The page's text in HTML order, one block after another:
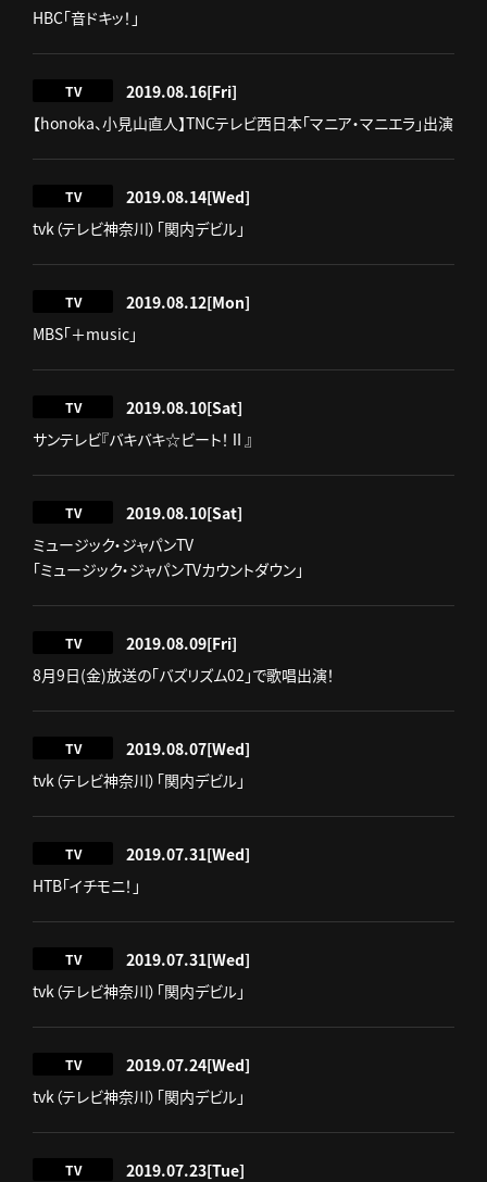
HBC「音ドキッ！」
TV 2019.08.16[Fri]
【honoka、小見山直人】TNCテレビ西日本「マニア・マニエラ」出演
TV 2019.08.14[Wed]
tvk（テレビ神奈川）「関内デビル」
TV 2019.08.12[Mon]
MBS「＋music」
TV 2019.08.10[Sat]
サンテレビ『バキバキ☆ビート！Ⅱ』
TV 2019.08.10[Sat]
ミュージック・ジャパンTV
「ミュージック・ジャパンTVカウントダウン」
TV 2019.08.09[Fri]
8月9日(金)放送の「バズリズム02」で歌唱出演！
TV 2019.08.07[Wed]
tvk（テレビ神奈川）「関内デビル」
TV 2019.07.31[Wed]
HTB「イチモニ！」
TV 2019.07.31[Wed]
tvk（テレビ神奈川）「関内デビル」
TV 2019.07.24[Wed]
tvk（テレビ神奈川）「関内デビル」
TV 2019.07.23[Tue]